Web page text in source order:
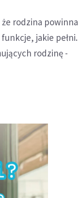
rodzina powinna
jakie pełni.
rodzinę -